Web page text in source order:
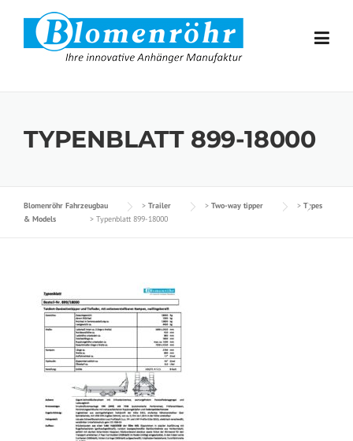
Skip to content
TYPENBLATT 899-18000
Blomenröhr Fahrzeugbau > Trailer > Two-way tipper > Types
& Models
> Typenblatt 899-18000